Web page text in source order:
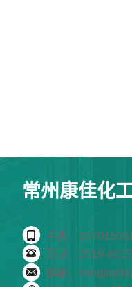
常州康佳化
手机：
固话：0519-
邮箱：